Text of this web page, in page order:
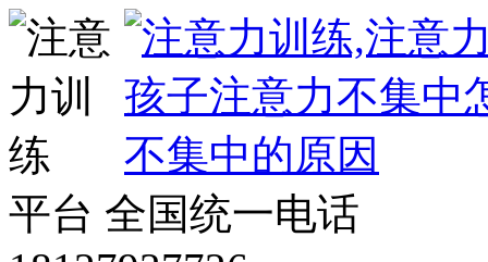
平台 全国统一电话